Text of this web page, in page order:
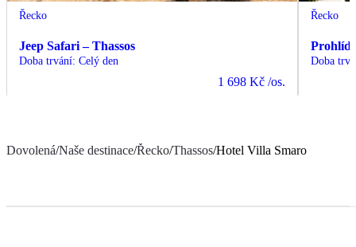
Řecko
Jeep Safari – Thassos
Doba trvání: Celý den
1 698 Kč /os.
Řecko
Doba
Dovolená/Naše destinace/Řecko/Thassos/Hotel Villa Smaro